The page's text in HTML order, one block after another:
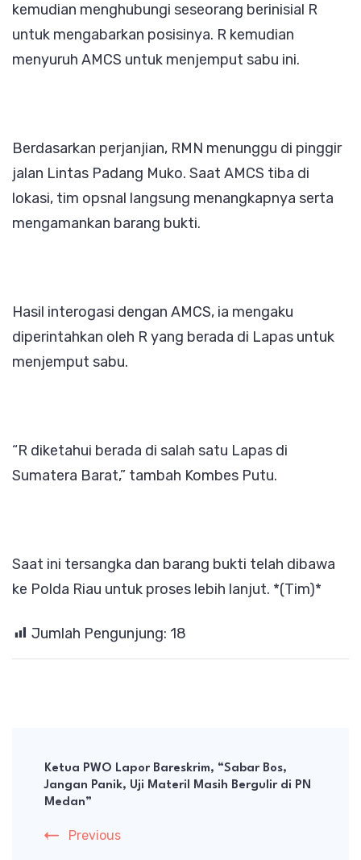
kemudian menghubungi seseorang berinisial R
untuk mengabarkan posisinya. R kemudian
menyuruh AMCS untuk menjemput sabu ini.
Berdasarkan perjanjian, RMN menunggu di pinggir
jalan Lintas Padang Muko. Saat AMCS tiba di
lokasi, tim opsnal langsung menangkapnya serta
mengamankan barang bukti.
Hasil interogasi dengan AMCS, ia mengaku
diperintahkan oleh R yang berada di Lapas untuk
menjemput sabu.
“R diketahui berada di salah satu Lapas di
Sumatera Barat,” tambah Kombes Putu.
Saat ini tersangka dan barang bukti telah dibawa
ke Polda Riau untuk proses lebih lanjut. *(Tim)*
Jumlah Pengunjung: 18
Navigation
Ketua PWO Lapor Bareskrim, “Sabar Bos,
Jangan Panik, Uji Materil Masih Bergulir di PN
Medan”
Previous